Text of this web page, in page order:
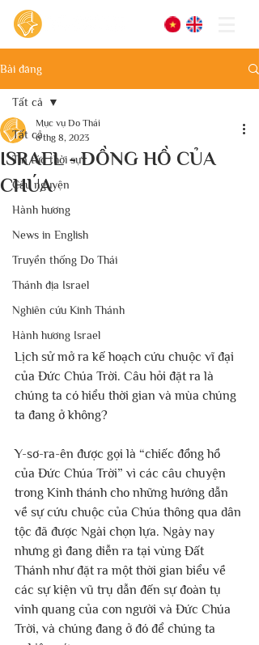
Bài đăng
Tất cả
Tin tức thời sự
Cầu nguyện
Hành hương
News in English
Truyền thống Do Thái
Thánh địa Israel
Nghiên cứu Kinh Thánh
Hành hương Israel
Tất cả
ISRAEL - ĐỒNG HỒ CỦA
CHÚA
Mục vụ Do Thái
6 thg 8, 2023
Lịch sử mở ra kế hoạch cứu chuộc vĩ đại
của Đức Chúa Trời. Câu hỏi đặt ra là
chúng ta có hiểu thời gian và mùa chúng
ta đang ở không?
Y-sơ-ra-ên được gọi là “chiếc đồng hồ
của Đức Chúa Trời” vì các câu chuyện
trong Kinh thánh cho những hướng dẫn
về sự cứu chuộc của Chúa thông qua dân
tộc đã được Ngài chọn lựa. Ngày nay
nhưng gì đang diễn ra tại vùng Đất
Thánh như đặt ra một thời gian biểu về
các sự kiện vũ trụ dẫn đến sự đoàn tụ
vinh quang của con người và Đức Chúa
Trời, và chúng đang ở đó để chúng ta